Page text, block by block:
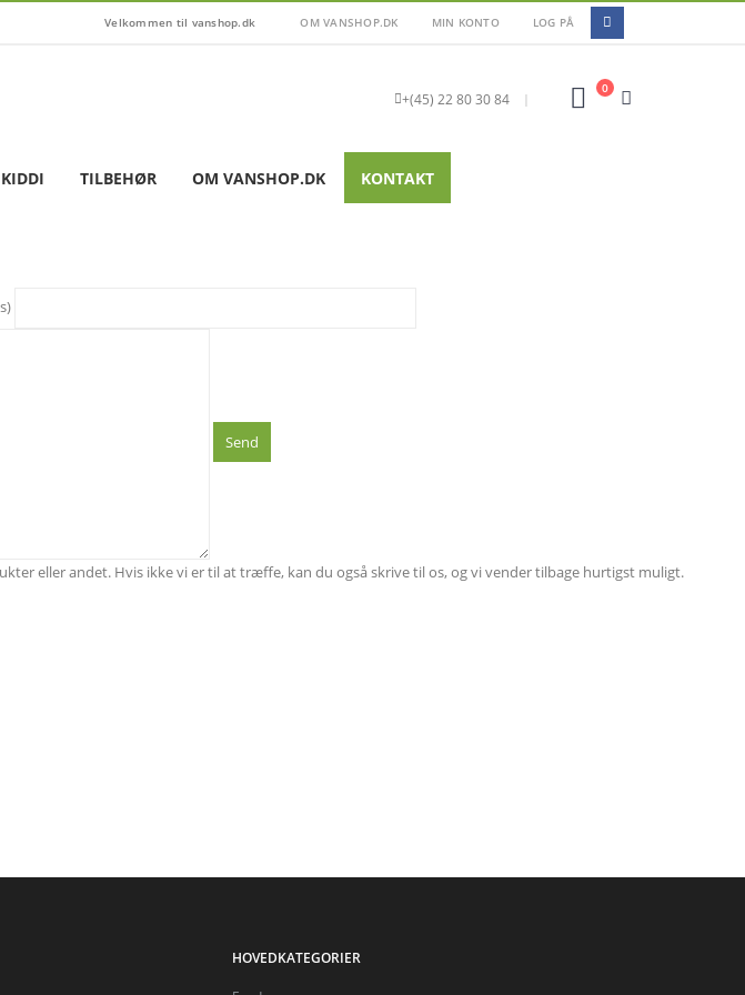
Velkommen til vanshop.dk OM VANSHOP.DK MIN KONTO LOG PÅ
+(45) 22 80 30 84 |
0
KIDDI TILBEHØR OM VANSHOP.DK KONTAKT
eller andet. Hvis ikke vi er til at træffe, kan du også skrive til os, og vi vender tilbage hurtigst muligt.
HOVEDKATEGORIER